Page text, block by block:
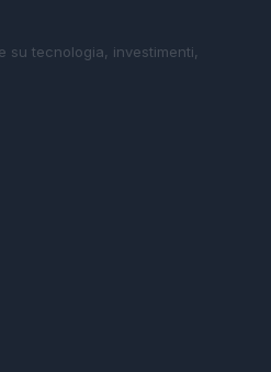
su tecnologia, investimenti,